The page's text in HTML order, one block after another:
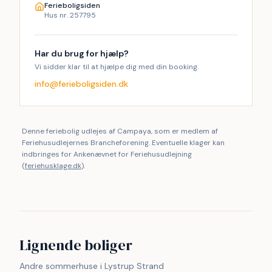
Ferieboligsiden
Hus nr. 257795
Har du brug for hjælp?
Vi sidder klar til at hjælpe dig med din booking.
info@ferieboligsiden.dk
Denne feriebolig udlejes af Campaya, som er medlem af
Feriehusudlejernes Brancheforening. Eventuelle klager kan
indbringes for Ankenævnet for Feriehusudlejning
(feriehusklage.dk).
Lignende boliger
Andre sommerhuse i Lystrup Strand